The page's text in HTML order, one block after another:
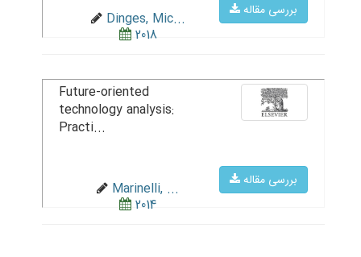
بررسی مقاله
Dinges, Mic...
2018
بررسی مقاله
Future-oriented
technology analysis:
Practi...
Marinelli, ...
2014